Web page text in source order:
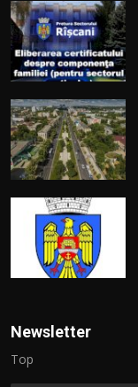
Newsletter
Top